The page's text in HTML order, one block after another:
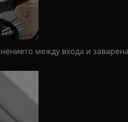
между входа и